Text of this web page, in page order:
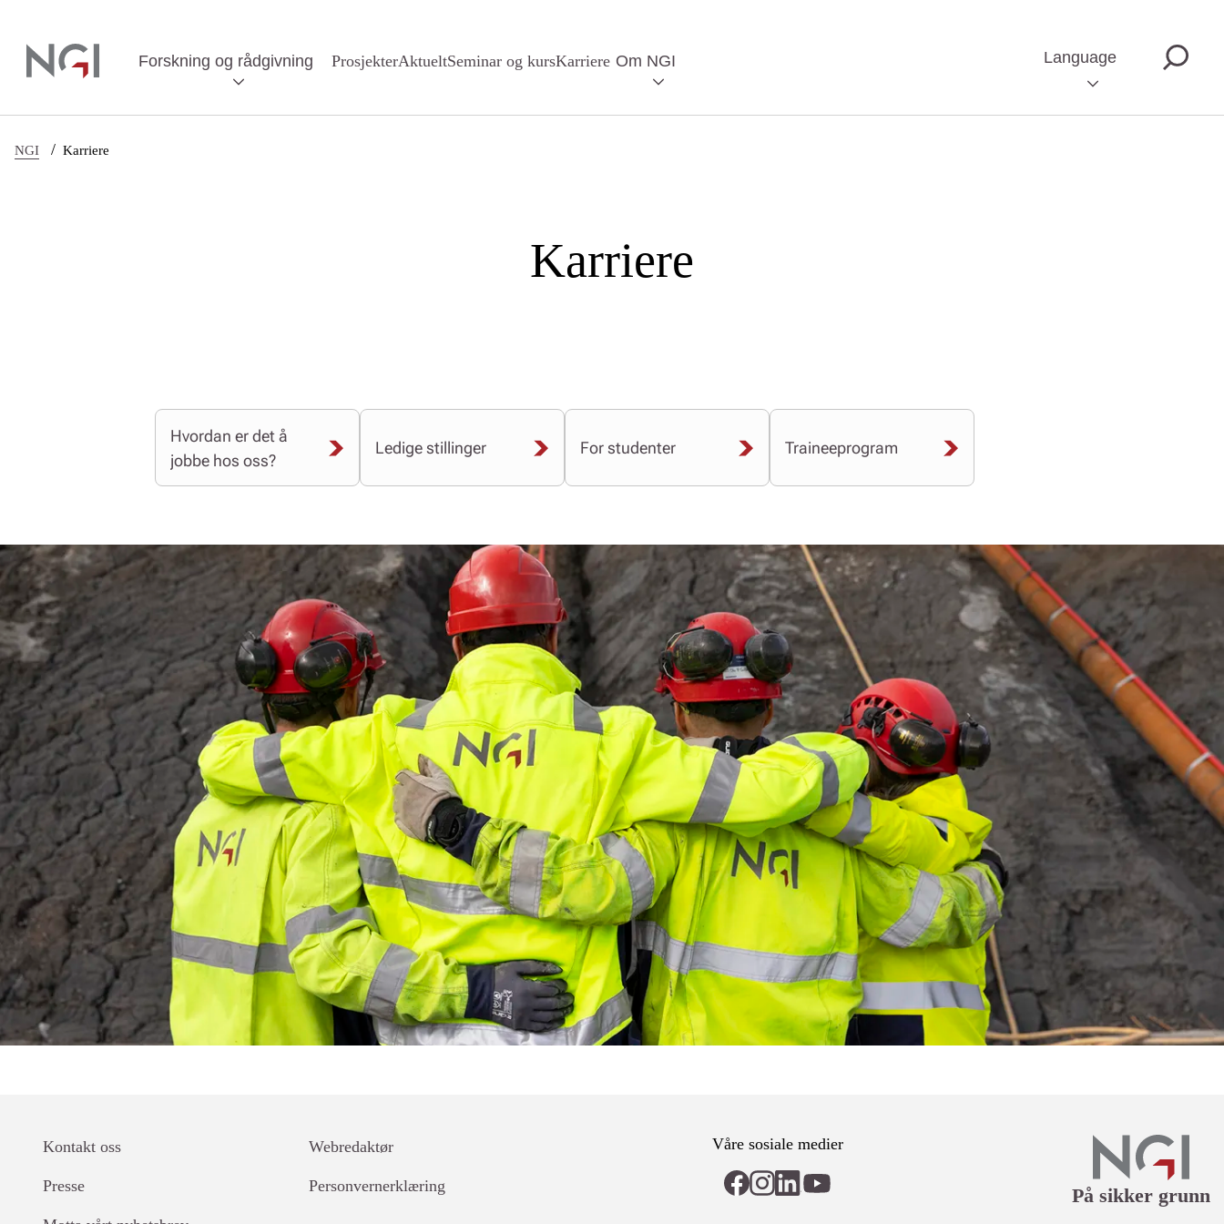
Forskning og rådgivning ProsjekterAktueltSeminar og kursKarriere Om NGI Language
NGI / Karriere
Karriere
Hvordan er det å
jobbe hos oss?
Ledige stillinger For studenter Traineeprogram
Lenker
Kontakt oss Webredaktør
Presse Personvernerklæring
Våre sosiale medier
På sikker grunn